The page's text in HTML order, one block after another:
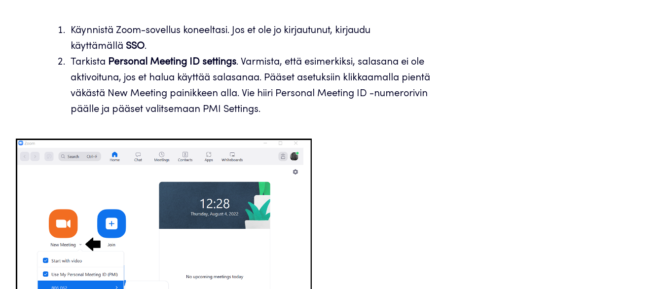
Käynnistä Zoom-sovellus koneeltasi. Jos et ole jo kirjautunut, kirjaudu
käyttämällä SSO.
Tarkista Personal Meeting ID settings. Varmista, että esimerkiksi, salasana ei ole
aktivoituna, jos et halua käyttää salasanaa. Pääset asetuksiin klikkaamalla pientä
väkästä New Meeting painikkeen alla. Vie hiiri Personal Meeting ID -numerorivin
päälle ja pääset valitsemaan PMI Settings.